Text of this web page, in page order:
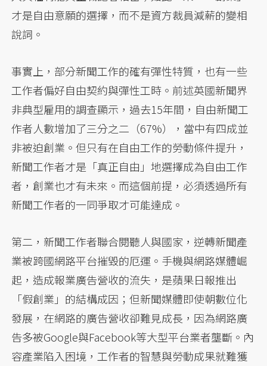
才是自由意願的選擇，而不是資方裁員減薪的變相
說詞。
事實上，部分新聞工作的確有彈性特質，也有一些
工作者偏好自由契約與彈性工時。前述英國新聞界
非典型雇用的調查顯示，過去15年間，自由新聞工
作者人數增加了三分之二（67%），當中有四成並
非被迫創業。但只有在自由工作的勞動條件提升，
新聞工作者才是「真正自由」地選擇成為自由工作
者，創業也才有未來。而這個前提，必須透過所有
新聞工作者的一同爭取才可能達成。
第二，新聞工作者聯合閱聽人與國家，逆轉新聞產
業被跨國網路平台摧毀的厄運。手機與網路媒體崛
起，造成報業廣告營收的流失，是蘋果日報推出
「假創業」的結構成因；但新聞媒體即使朝數位化
發展，在網路的廣告營收卻難見成長，因為網路廣
告多被Google與Facebook等大型平台業者壟斷。內
容產業陷入困境，工作者的智慧與勞動成果就難獲